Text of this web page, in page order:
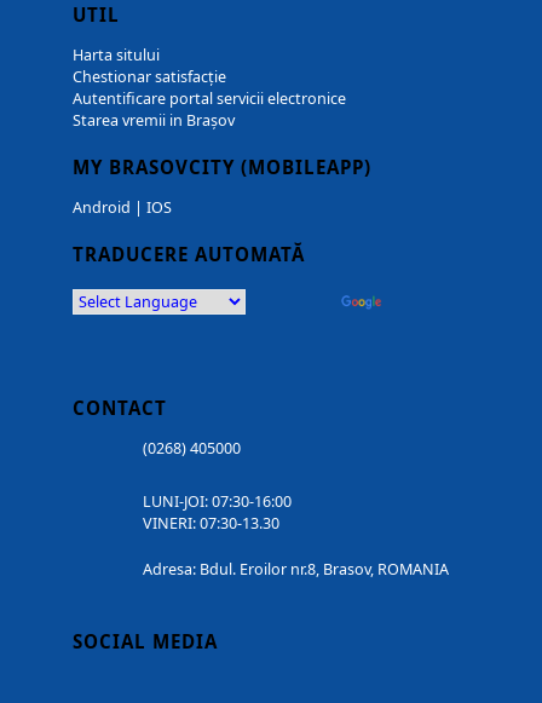
UTIL
Harta sitului
Chestionar satisfacție
Autentificare portal servicii electronice
Starea vremii in Brașov
MY BRASOVCITY (MOBILEAPP)
Android | IOS
TRADUCERE AUTOMATĂ
CONTACT
(0268) 405000
LUNI-JOI: 07:30-16:00
VINERI: 07:30-13.30
Adresa: Bdul. Eroilor nr.8, Brasov, ROMANIA
SOCIAL MEDIA